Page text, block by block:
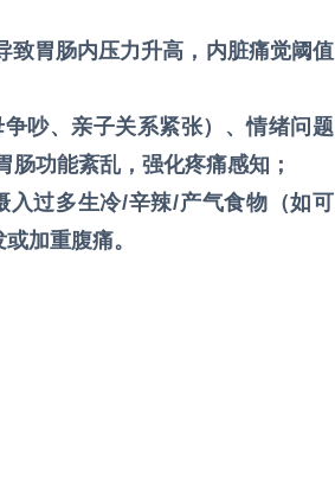
致胃肠内压力升高，内脏痛觉阈值
吵、亲子关系紧张）、情绪问题
肠功能紊乱，强化疼痛感知；
过多生冷/辛辣/产气食物（如可
加重腹痛。